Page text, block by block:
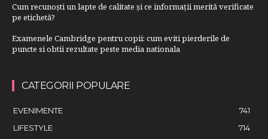
Cum recunoști un lapte de calitate și ce informații merită verificate
pe etichetă?
Examenele Cambridge pentru copii: cum eviti pierderile de
puncte si obtii rezultate peste media nationala
CATEGORII POPULARE
EVENIMENTE
741
LIFESTYLE
714